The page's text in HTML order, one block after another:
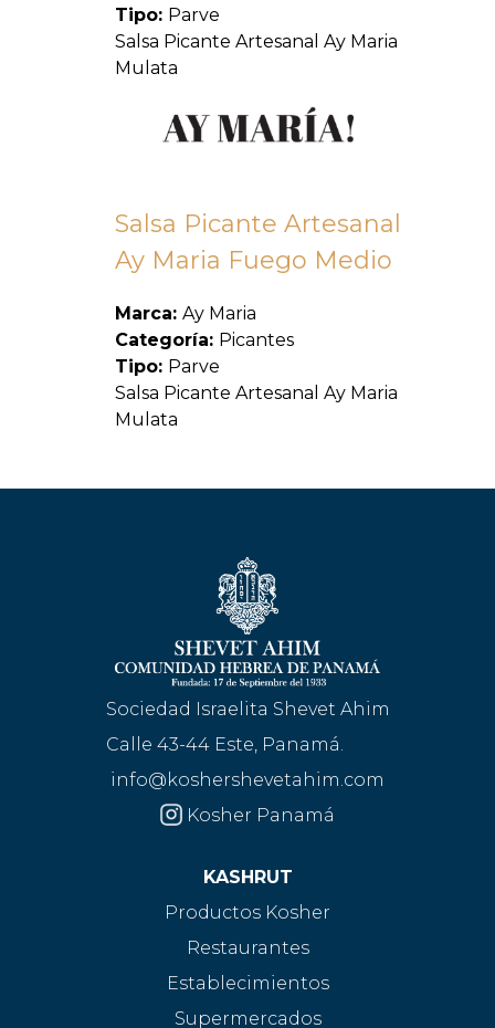
Tipo: Parve
Salsa Picante Artesanal Ay Maria
Mulata
Salsa Picante Artesanal
Ay Maria Fuego Medio
Marca: Ay Maria
Categoría: Picantes
Tipo: Parve
Salsa Picante Artesanal Ay Maria
Mulata
Sociedad Israelita Shevet Ahim
Calle 43-44 Este, Panamá.
info@koshershevetahim.com
Kosher Panamá
KASHRUT
Productos Kosher
Restaurantes
Establecimientos
Supermercados